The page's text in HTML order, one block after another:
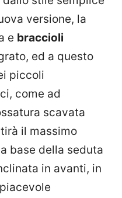
versione, la
e braccioli
ed a questo
piccoli
come ad
scavata
il massimo
base della seduta
in avanti, in